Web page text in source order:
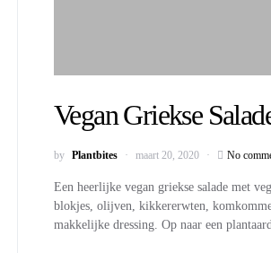
Vegan Griekse
by Plantbites maart 20, 2020 No
Een heerlijke vegan griekse salade met
blokjes, olijven, kikkererwten,
makkelijke dressing. Op naar een